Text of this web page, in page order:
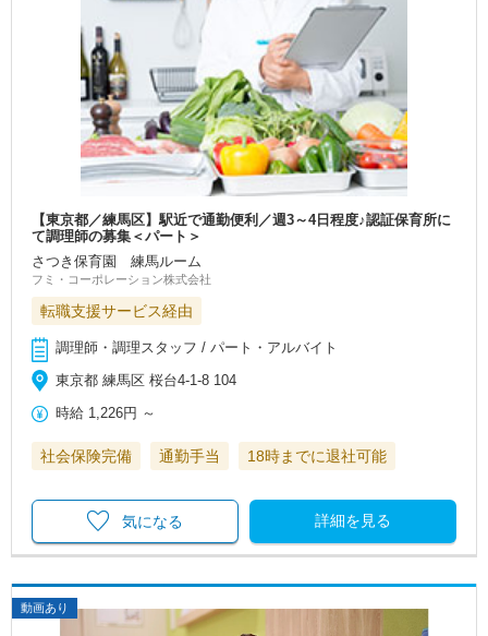
【東京都／練馬区】駅近で通勤便利／週3～4日程度♪認証保育所に
て調理師の募集＜パート＞
さつき保育園 練馬ルーム
フミ・コーポレーション株式会社
転職支援サービス経由
調理師・調理スタッフ / パート・アルバイト
東京都 練馬区 桜台4-1-8 104
時給 1,226円 ～
社会保険完備 通勤手当 18時までに退社可能
詳細を見る
気になる
動画あり